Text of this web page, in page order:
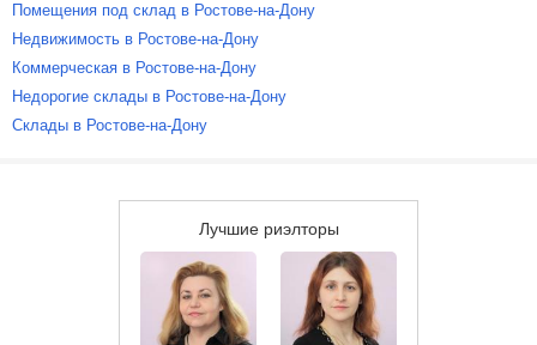
Помещения под склад в Ростове-на-Дону
Недвижимость в Ростове-на-Дону
Коммерческая в Ростове-на-Дону
Недорогие склады в Ростове-на-Дону
Склады в Ростове-на-Дону
Лучшие риэлторы